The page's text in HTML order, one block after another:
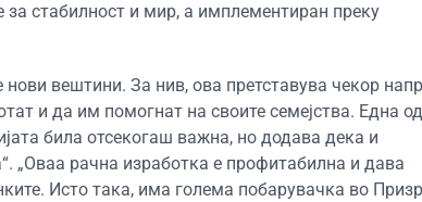
за стабилност и мир, а имплементиран преку
вештини. За нив, ова претставува чекор
и да им помогнат на своите семејства. Една од
била отсекогаш важна, но додава дека и
„Оваа рачна изработка е профитабилна и дава
Исто така, има голема побарувачка во